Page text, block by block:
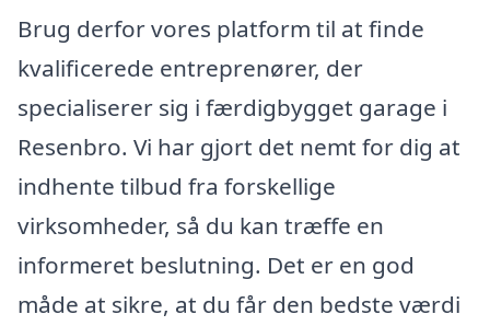
Brug derfor vores platform til at finde
kvalificerede entreprenører, der
specialiserer sig i færdigbygget garage i
Resenbro. Vi har gjort det nemt for dig at
indhente tilbud fra forskellige
virksomheder, så du kan træffe en
informeret beslutning. Det er en god
måde at sikre, at du får den bedste værdi